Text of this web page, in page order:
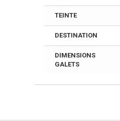
TEINTE
DESTINATION
DIMENSIONS
GALETS